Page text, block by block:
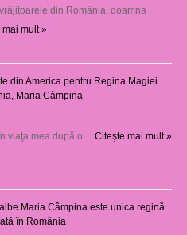
din România, doamna
mai mult »
din America pentru Regina Magiei
Maria Câmpina
viaţa mea după o … Citeşte mai mult »
Maria Câmpina este unica regină
în România